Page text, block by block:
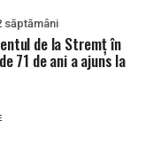
la 4 august
lista posturilor
de Jos, reținut după
disponibile la 4
publicat lista posturilor
Jos, disponibile la 4
săptămâni
de la Stremț în
71 de ani a ajuns la